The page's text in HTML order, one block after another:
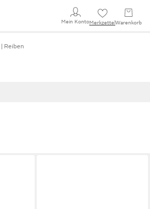
Mein KontoMerkzettel Warenkorb
Reiben